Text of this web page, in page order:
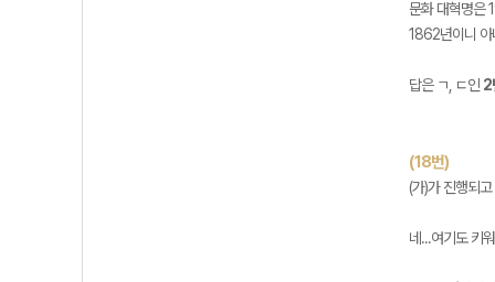
문화 대혁명은
1862년이니 아
답은 ㄱ, ㄷ인 2
(18번)
(가)가 진행되
네...여기도 키